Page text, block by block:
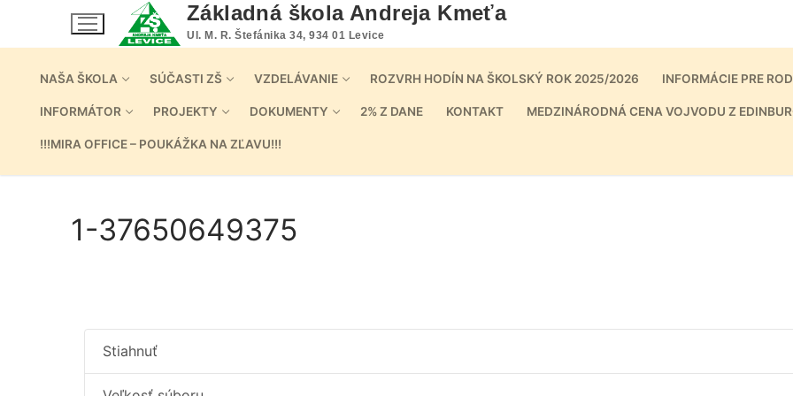
Základná škola Andreja Kmeťa
Ul. M. R. Štefánika 34, 934 01 Levice
NAŠA ŠKOLA SÚČASTI ZŠ VZDELÁVANIE ROZVRH HODÍN NA ŠKOLSKÝ ROK 2025/2026 INFORMÁCIE PRE
INFORMÁTOR PROJEKTY DOKUMENTY 2% Z DANE KONTAKT MEDZINÁRODNÁ CENA VOJVODU Z
!!!MIRA OFFICE – POUKÁŽKA NA ZĽAVU!!!
1-37650649375
Stiahnuť